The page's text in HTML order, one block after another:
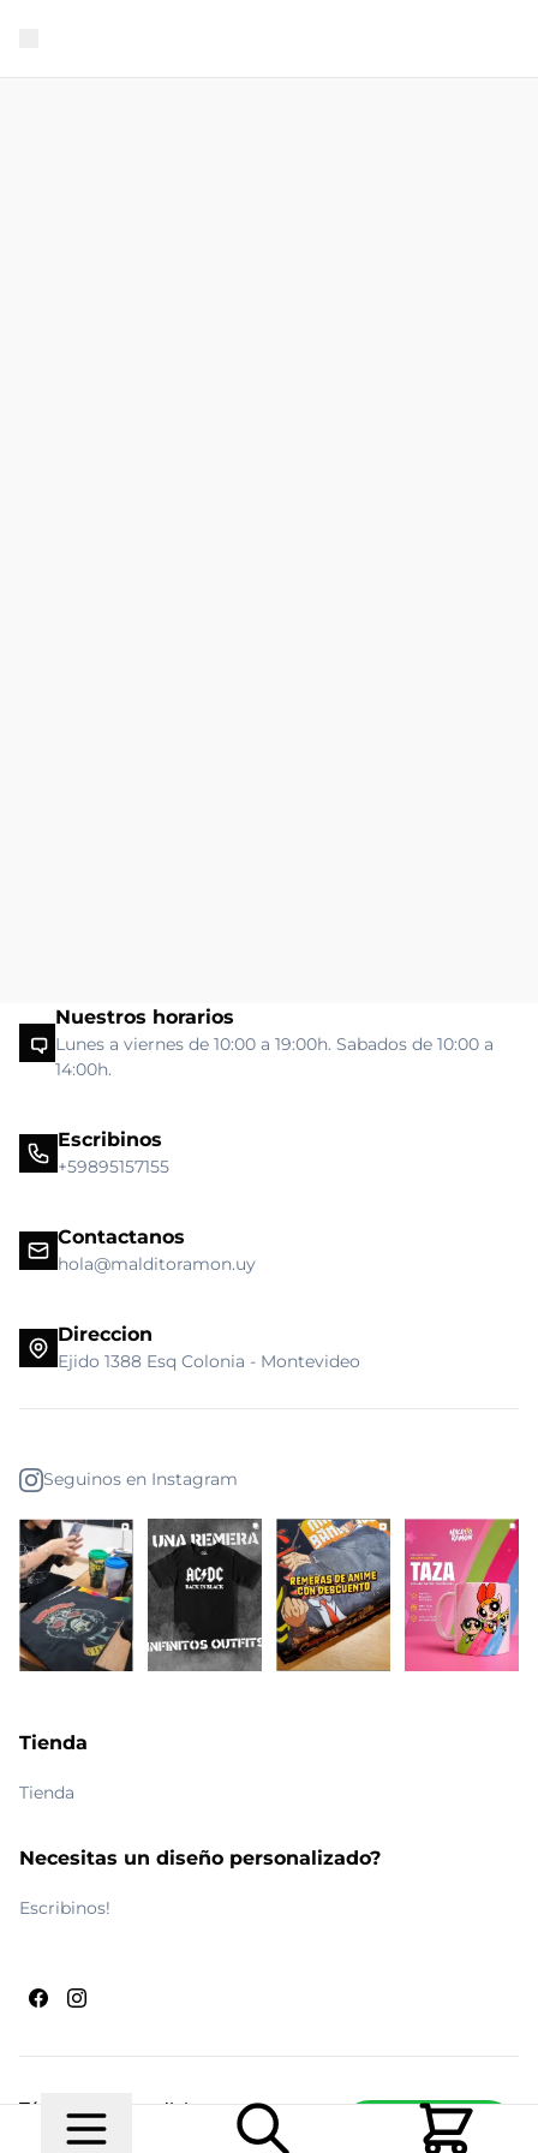
Escribinos
Nuestros horarios
Lunes a viernes de 10:00 a 19:00h. Sabados de 10:00 a
14:00h.
Escribinos
+59895157155
Contactanos
hola@malditoramon.uy
Direccion
Ejido 1388 Esq Colonia - Montevideo
Seguinos en Instagram
Tienda
Tienda
Necesitas un diseño personalizado?
Escribinos!
© 2026 Maldito RamónRealizado por Ecwid de
Términos y condiciones